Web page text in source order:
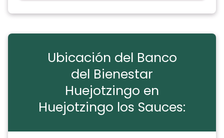
Ubicación del Banco
del Bienestar
Huejotzingo en
Huejotzingo los Sauces: